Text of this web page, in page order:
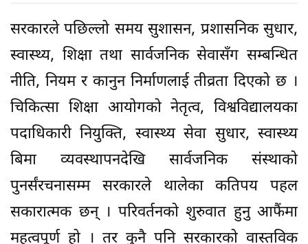
सरकारले पछिल्लो समय सुशासन, प्रशासनिक सुधार,
स्वास्थ्य, शिक्षा तथा सार्वजनिक सेवासँग सम्बन्धित
नीति, नियम र कानुन निर्माणलाई तीव्रता दिएको छ ।
चिकित्सा शिक्षा आयोगको नेतृत्व, विश्वविद्यालयका
पदाधिकारी नियुक्ति, स्वास्थ्य सेवा सुधार, स्वास्थ्य
बिमा व्यवस्थापनदेखि सार्वजनिक संस्थाको
पुनर्संरचनासम्म सरकारले थालेका कतिपय पहल
सकारात्मक छन् । परिवर्तनको शुरुवात हुनु आफैंमा
महत्वपूर्ण हो । तर कुनै पनि सरकारको वास्तविक